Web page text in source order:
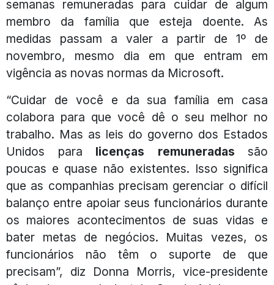
semanas remuneradas para cuidar de algum
membro da família que esteja doente. As
medidas passam a valer a partir de 1º de
novembro, mesmo dia em que entram em
vigência as novas normas da Microsoft.
“Cuidar de você e da sua família em casa
colabora para que você dê o seu melhor no
trabalho. Mas as leis do governo dos Estados
Unidos para licenças remuneradas são
poucas e quase não existentes. Isso significa
que as companhias precisam gerenciar o difícil
balanço entre apoiar seus funcionários durante
os maiores acontecimentos de suas vidas e
bater metas de negócios. Muitas vezes, os
funcionários não têm o suporte de que
precisam”, diz Donna Morris, vice-presidente